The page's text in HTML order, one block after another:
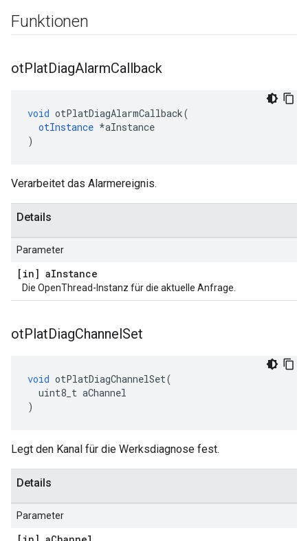
Funktionen
otPlatDiagAlarmCallback
void otPlatDiagAlarmCallback(
otInstance *aInstance
)
Verarbeitet das Alarmereignis.
Details
Parameter
[in] aInstance
Die OpenThread-Instanz für die aktuelle Anfrage.
otPlatDiagChannelSet
void otPlatDiagChannelSet(
uint8_t aChannel
)
Legt den Kanal für die Werksdiagnose fest.
Details
Parameter